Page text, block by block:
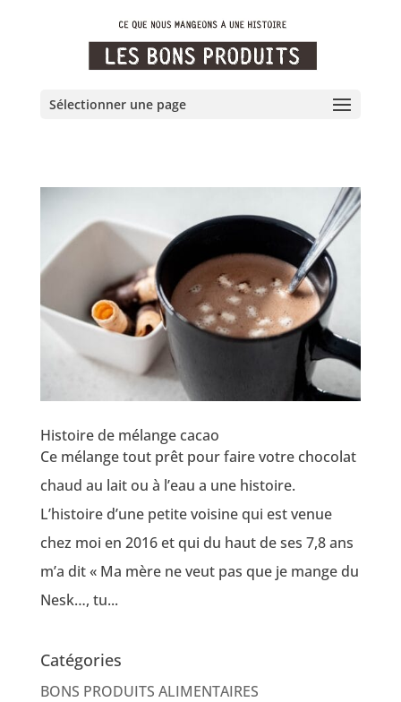
Sélectionner une page
Histoire de mélange cacao
Ce mélange tout prêt pour faire votre chocolat
chaud au lait ou à l’eau a une histoire.
L’histoire d’une petite voisine qui est venue
chez moi en 2016 et qui du haut de ses 7,8 ans
m’a dit « Ma mère ne veut pas que je mange du
Nesk…, tu...
Catégories
BONS PRODUITS ALIMENTAIRES